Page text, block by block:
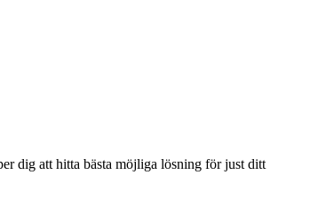
dig att hitta bästa möjliga lösning för just ditt